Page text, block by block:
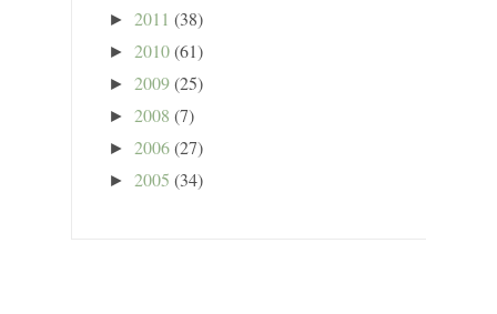
► 2011 (38)
► 2010(61)
► 2009(25)
► 2008 (7)
► 2006(27)
► 2005 (34)